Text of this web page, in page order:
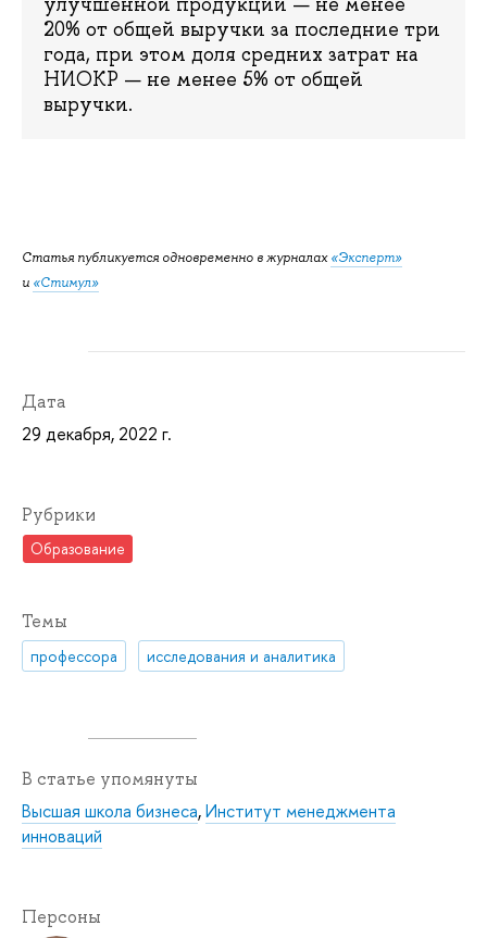
20% от общей выручки за последние три
года, при этом доля средних затрат на
НИОКР — не менее 5% от общей
выручки.
Статья публикуется одновременно в журналах«Эксперт»
и «Стимул»
Дата
29 декабря, 2022 г.
Рубрики
Образование
Темы
профессора исследования и аналитика
В статье упомянуты
Высшая школа бизнеса,Институт менеджмента
инноваций
Персоны